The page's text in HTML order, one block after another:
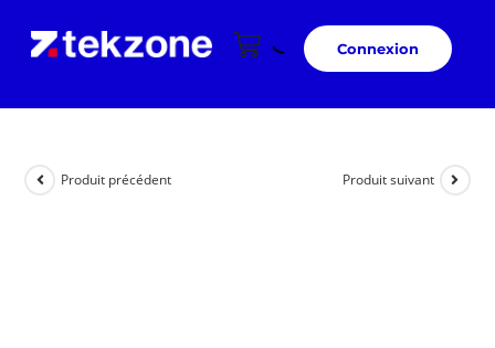
Connexion
Produit précédent Produit suivant